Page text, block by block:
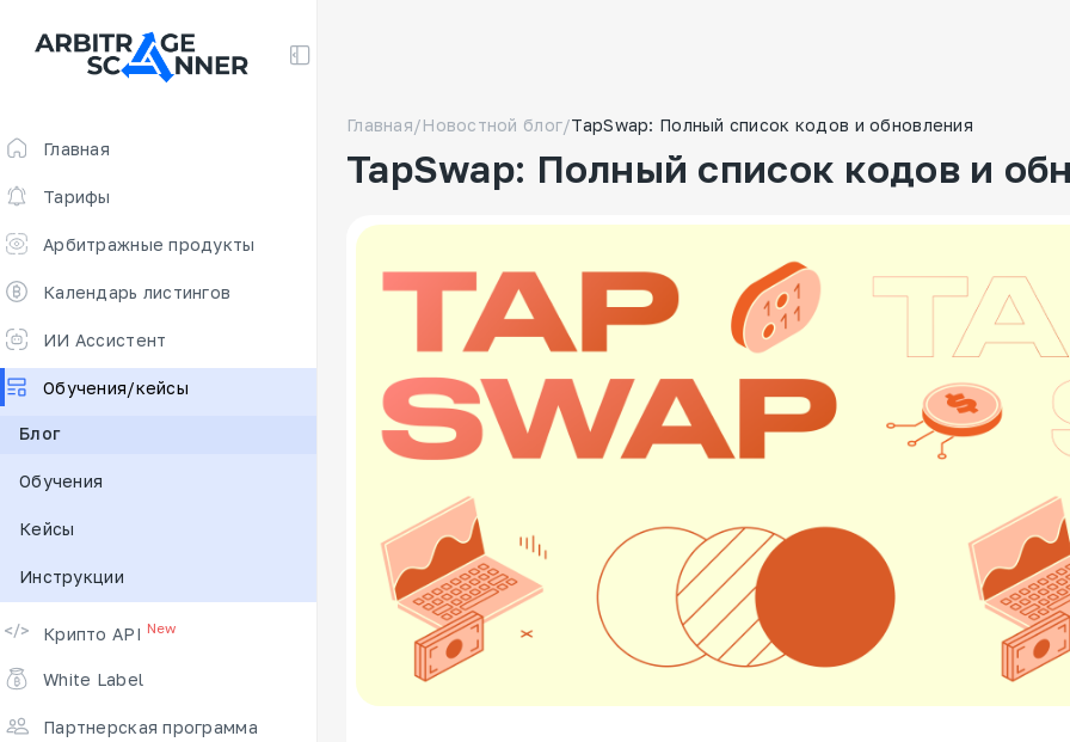
Главная
Тарифы
Арбитражные продукты
Скринер для арбитража
Арбитраж фьючерсов 🔥
Ставки финансирования
Сканер для арбитража
DEX scanner
Калькулятор спредов
Поддерживаемые биржи
Календарь листингов
ИИ Ассистент
Обучения/кейсы
Блог
Обучения
Кейсы
Инструкции
Крипто API New
White Label
Партнерская программа
Главная/Новостной блог/TapSwap: Полный список кодов и обновления
TapSwap: Полный список кодов и